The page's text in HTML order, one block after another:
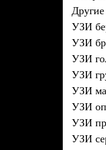
УЗИ
УЗИ
УЗИ
УЗИ
УЗИ
УЗИ
УЗИ
УЗИ